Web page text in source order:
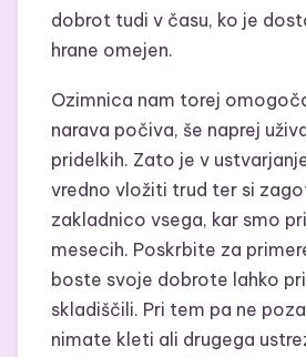
dobrot tudi v času, ko je
hrane omejen.
Ozimnica nam torej
narava počiva, še naprej
pridelkih. Zato je v
vredno vložiti trud ter si
zakladnico vsega, kar smo
mesecih. Poskrbite za
boste svoje dobrote lahko
skladiščili. Pri tem pa ne
nimate kleti ali drugega